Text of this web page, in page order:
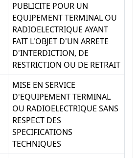
PUBLICITE POUR UN
EQUIPEMENT TERMINAL OU
RADIOELECTRIQUE AYANT
FAIT L'OBJET D'UN ARRETE
D'INTERDICTION, DE
RESTRICTION OU DE RETRAIT
MISE EN SERVICE
D'EQUIPEMENT TERMINAL
OU RADIOELECTRIQUE SANS
RESPECT DES
SPECIFICATIONS
TECHNIQUES